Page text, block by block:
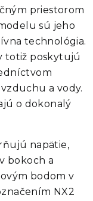
priestorom
sú jeho
technológia.
totiž poskytujú
a vody.
o dokonalý
napätie,
bokoch a
bodom v
NX2